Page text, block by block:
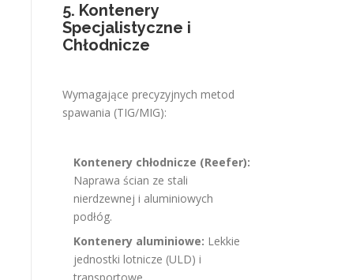
5. Kontenery
Specjalistyczne i
Chłodnicze
Wymagające precyzyjnych metod
spawania (TIG/MIG):
Kontenery chłodnicze (Reefer):
Naprawa ścian ze stali
nierdzewnej i aluminiowych
podłóg.
Kontenery aluminiowe: Lekkie
jednostki lotnicze (ULD) i